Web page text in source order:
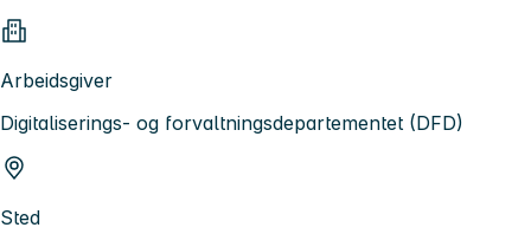
Arbeidsgiver
Digitaliserings- og forvaltningsdepartementet (DFD)
Sted